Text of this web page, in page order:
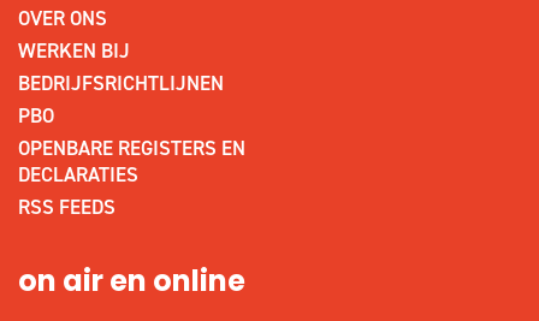
OVER ONS
WERKEN BIJ
BEDRIJFSRICHTLIJNEN
PBO
OPENBARE REGISTERS EN
DECLARATIES
RSS FEEDS
on air en online